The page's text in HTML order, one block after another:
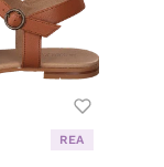
REA